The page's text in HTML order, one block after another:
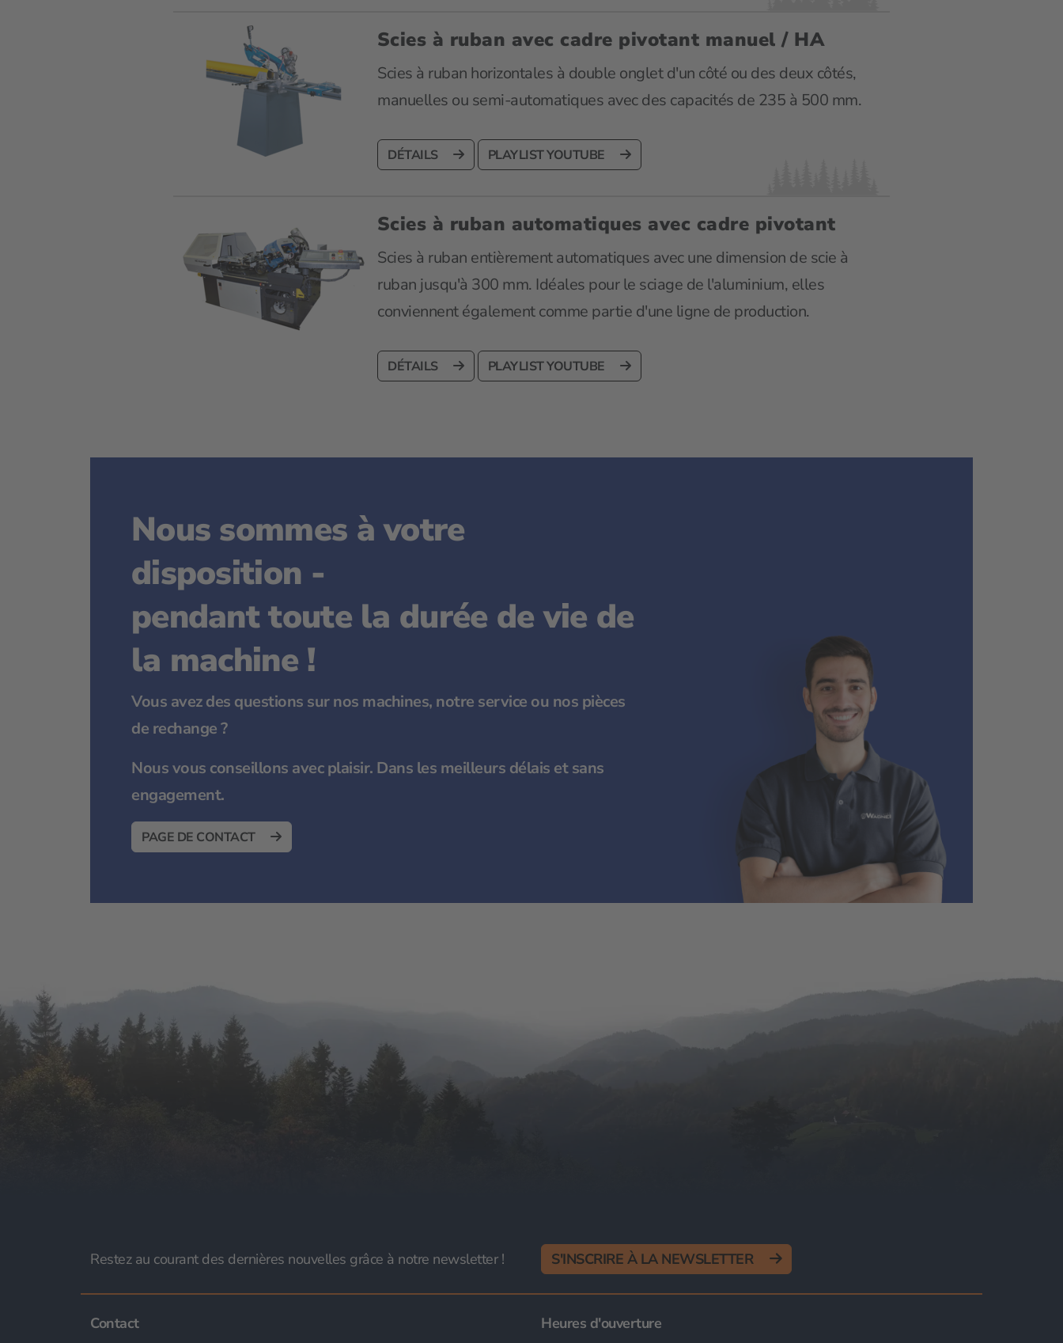
Scies à ruban avec cadre pivotant manuel / HA
Scies à ruban horizontales à double onglet d'un côté ou des deux côtés,
manuelles ou semi-automatiques avec des capacités de 235 à 500 mm.
DÉTAILS PLAYLIST YOUTUBE
Scies à ruban automatiques avec cadre pivotant
Scies à ruban entièrement automatiques avec une dimension de scie à
ruban jusqu'à 300 mm. Idéales pour le sciage de l'aluminium, elles
conviennent également comme partie d'une ligne de production.
DÉTAILS PLAYLIST YOUTUBE
Nous sommes à votre
disposition -
pendant toute la durée de vie de
la machine !
Vous avez des questions sur nos machines, notre service ou nos pièces
de rechange ?
Nous vous conseillons avec plaisir. Dans les meilleurs délais et sans
engagement.
PAGE DE CONTACT
Restez au courant des dernières nouvelles grâce à notre newsletter ! S'INSCRIRE À LA NEWSLETTER
Contact Heures d'ouverture